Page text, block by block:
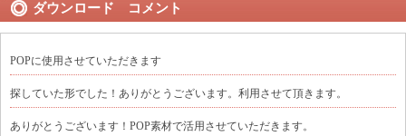
ダウンロード コメント
POPに使用させていただきます
探していた形でした！ありがとうございます。利用させて頂きます。
ありがとうございます！POP素材で活用させていただきます。